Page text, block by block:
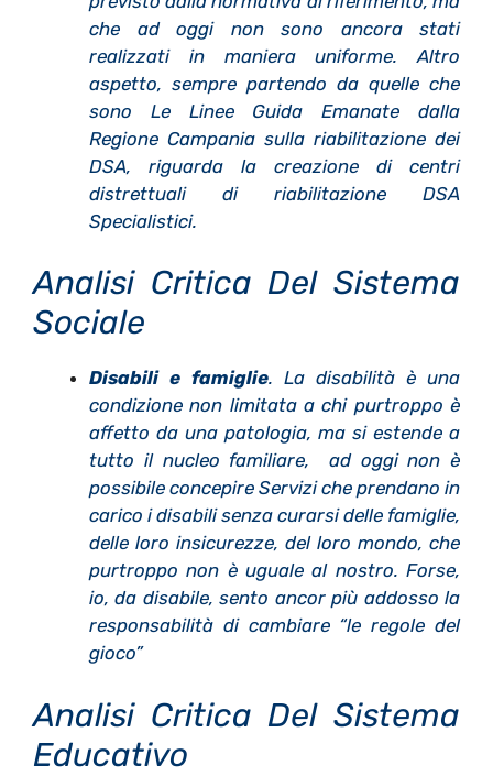
che ad oggi non sono ancora stati
realizzati in maniera uniforme. Altro
aspetto, sempre partendo da quelle che
sono Le Linee Guida Emanate dalla
Regione Campania sulla riabilitazione dei
DSA, riguarda la creazione di centri
distrettuali di riabilitazione DSA
Specialistici.
Analisi Critica Del Sistema
Sociale
Disabili e famiglie. La disabilità è una
condizione non limitata a chi purtroppo è
affetto da una patologia, ma si estende a
tutto il nucleo familiare, ad oggi non è
possibile concepire Servizi che prendano in
carico i disabili senza curarsi delle famiglie,
delle loro insicurezze, del loro mondo, che
purtroppo non è uguale al nostro. Forse,
io, da disabile, sento ancor più addosso la
responsabilità di cambiare “le regole del
gioco”
Analisi Critica Del Sistema
Educativo